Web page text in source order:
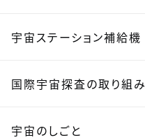
宇宙ステーション補給機
国際宇宙探査の取り組み
宇宙のしごと